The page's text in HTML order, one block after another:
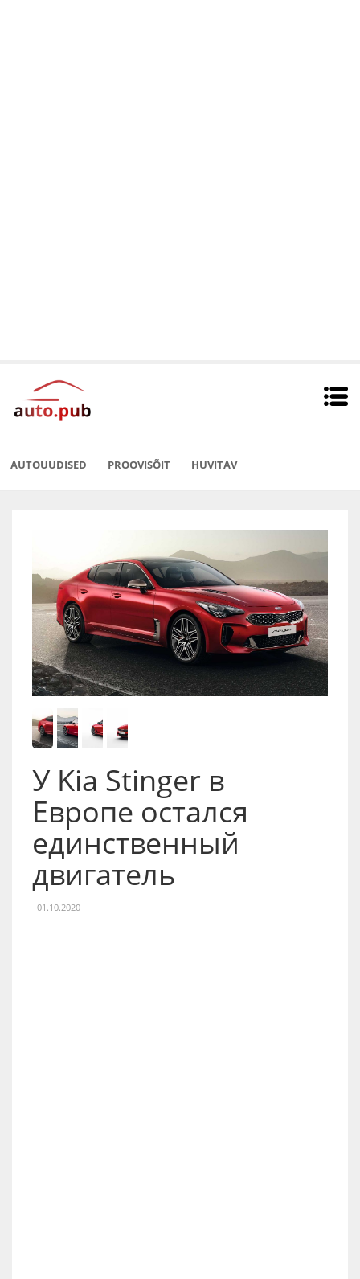
AUTOUUDISED PROOVISÕIT HUVITAV
У Kia Stinger в
Европе остался
единственный
двигатель
01.10.2020